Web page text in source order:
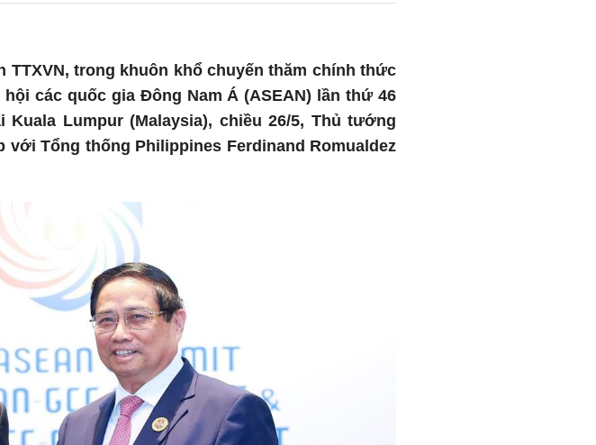
TTXVN, trong khuôn khổ chuyến thăm chính thức
các quốc gia Đông Nam Á (ASEAN) lần thứ 46
Lumpur (Malaysia), chiều 26/5, Thủ tướng
với Tổng thống Philippines Ferdinand Romualdez